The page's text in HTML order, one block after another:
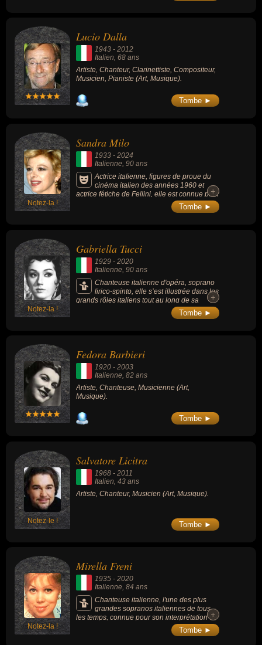
Lucio Dalla
1943 - 2012
Italien, 68 ans
Artiste, Chanteur, Clarinettiste, Compositeur,
Musicien, Pianiste (Art, Musique).
Tombe ►
Notez-la !
Sandra Milo
1933 - 2024
Italienne, 90 ans
Actrice italienne, figures de proue du
cinéma italien des années 1960 et
actrice fétiche de Fellini, elle est connue pour
ses rôles dans des films comme « Huit et
demi » (1963, comédie dramatique, de
Ventura).
+
+
Tombe ►
Notez-la !
Gabriella Tucci
1929 - 2020
Italienne , 90 ans
Chanteuse italienne d'opéra, soprano
lirico-spinto, elle s’est illustrée dans les
grands rôles italiens tout au long de sa
carrière et a brillé sur le répertoire de Puccini
+
+
Tombe ►
Fedora Barbieri
1920 - 2003
Italienne, 82 ans
Artiste, Chanteuse, Musicienne (Art,
Musique).
Tombe ►
Notez-le !
Salvatore Licitra
1968 - 2011
Italien , 43 ans
Artiste, Chanteur, Musicien (Art, Musique).
Tombe ►
Notez-la !
Mirella Freni
1935 - 2020
Italienne, 84 ans
Chanteuse italienne, l'une des plus
grandes sopranos italiennes de tous
les temps, connue pour son interprétation de
l'opéra « La Bohème » (de Giacomo
+
+
Tombe ►